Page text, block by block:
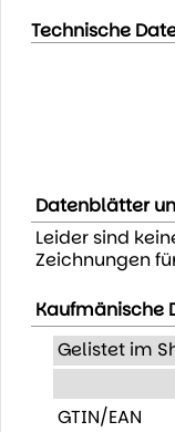
Technische
Datenblätter
Leider sind
Zeichnungen
Kaufmänische
Gelistet im
GTIN/EAN